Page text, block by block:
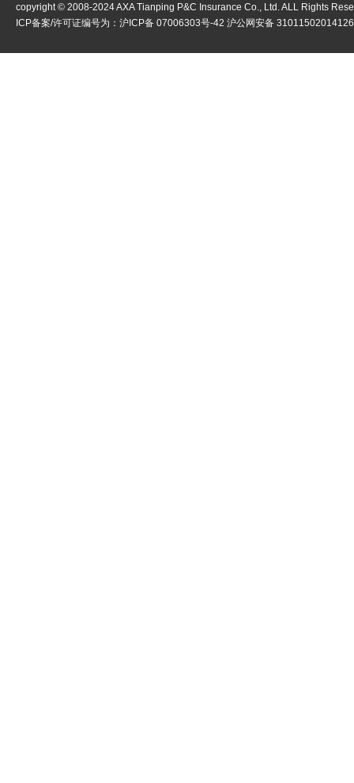
copyright © 2008-2024AXA Tianping P&C Insurance Co., Ltd. ALL Rights
ICP备案/许可证编号为： 沪ICP备 07006303号-42 沪公网安备